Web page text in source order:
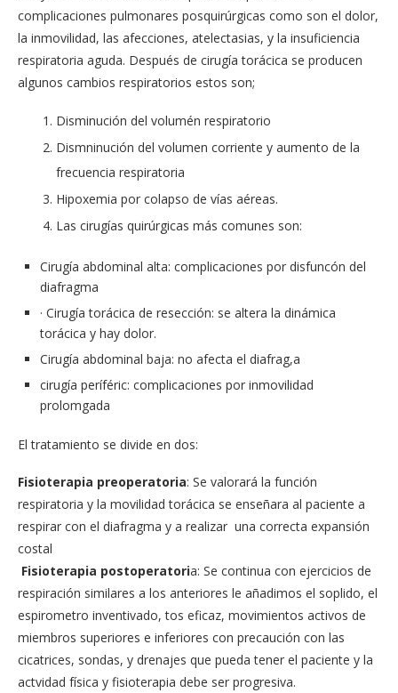
complicaciones pulmonares posquirúrgicas como son el dolor,
la inmovilidad, las afecciones, atelectasias, y la insuficiencia
respiratoria aguda. Después de cirugía torácica se producen
algunos cambios respiratorios estos son;
Disminución del volumén respiratorio
Dismninución del volumen corriente y aumento de la
frecuencia respiratoria
Hipoxemia por colapso de vías aéreas.
Las cirugías quirúrgicas más comunes son:
Cirugía abdominal alta: complicaciones por disfuncón del
diafragma
· Cirugía torácica de resección: se altera la dinámica
torácica y hay dolor.
Cirugía abdominal baja: no afecta el diafrag,a
cirugía períféric: complicaciones por inmovilidad
prolomgada
El tratamiento se divide en dos:
Fisioterapia preoperatoria: Se valorará la función
respiratoria y la movilidad torácica se enseñara al paciente a
respirar con el diafragma y a realizar una correcta expansión
costal
Fisioterapia postoperatoria: Se continua con ejercicios de
respiración similares a los anteriores le añadimos el soplido, el
espirometro inventivado, tos eficaz, movimientos activos de
miembros superiores e inferiores con precaución con las
cicatrices, sondas, y drenajes que pueda tener el paciente y la
actvidad física y fisioterapia debe ser progresiva.